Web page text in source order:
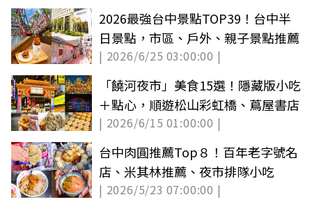
2026最強台中景點TOP39！台中半
日景點，市區、戶外、親子景點推薦
| 2026/6/25 03:00:00 |
「饒河夜市」美食15選！隱藏版小吃
＋點心，順遊松山彩虹橋、蔦屋書店
| 2026/6/15 01:00:00 |
台中肉圓推薦Top８！百年老字號名
店、米其林推薦、夜市排隊小吃
| 2026/5/23 07:00:00 |